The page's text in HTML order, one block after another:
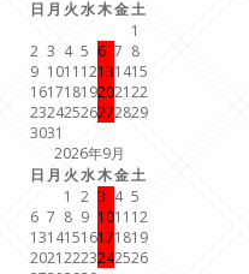
日 月 火水木金土
1
2 3 4 5 6 7 8
9 1011 12131415
16171819202122
23242526272829
3031
2026年9月
日 月 火水木金土
1 2 3 4 5
6 7 8 9 1011 12
13141516171819
20212223242526